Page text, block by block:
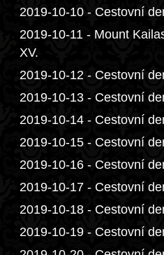
2019-10-10 - Cestovní
2019-10-11 - Mount
XV.
2019-10-12 - Cestovní
2019-10-13 - Cestovní
2019-10-14 - Cestovní
2019-10-15 - Cestovní
2019-10-16 - Cestovní
2019-10-17 - Cestovní
2019-10-18 - Cestovní
2019-10-19 - Cestovní